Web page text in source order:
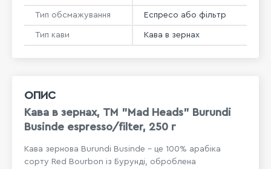
ОПИС
Кава в зернах, ТМ "Mad Heads" Burundi
Businde espresso/filter, 250 г
Кава зернова Burundi Businde – це 100% арабіка
сорту Red Bourbon із Бурунді, оброблена
Тип обсмажування Еспресо або фільтр
Тип кави Кава в зернах